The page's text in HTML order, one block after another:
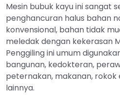
Mesin bubuk kayu ini sangat
penghancuran halus bahan
konvensional, bahan tidak
meledak dengan kekerasan
Penggiling ini umum
bangunan, kedokteran,
peternakan, makanan, rokok
lainnya.